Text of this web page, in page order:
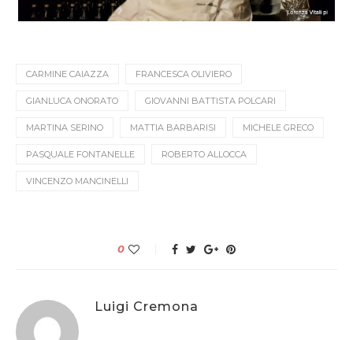
CARMINE CAIAZZA FRANCESCA OLIVIERO
GIANLUCA ONORATO GIOVANNI BATTISTA POLCARI
MARTINA SERINO MATTIA BARBARISI MICHELE GRECO
PASQUALE FONTANELLE ROBERTO ALLOCCA
VINCENZO MANCINELLI
0
Luigi Cremona